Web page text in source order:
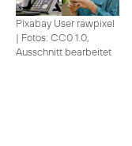
Pixabay User rawpixel
| Fotos: CC0 1.0,
Ausschnitt bearbeitet